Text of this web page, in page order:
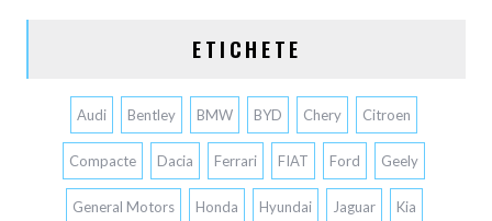
ETICHETE
Audi Bentley BMW BYD Chery Citroen
Compacte Dacia Ferrari FIAT Ford Geely
General Motors Honda Hyundai Jaguar Kia